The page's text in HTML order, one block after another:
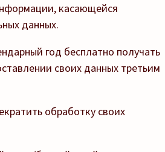
касающейся
данных.
год бесплатно получать
своих данных третьим
обработку своих